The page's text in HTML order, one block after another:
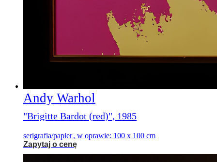
Andy Warhol
"Brigitte Bardot (red)", 1985
serigrafia/papier, w oprawie: 100 x 100 cm
Zapytaj o cenę